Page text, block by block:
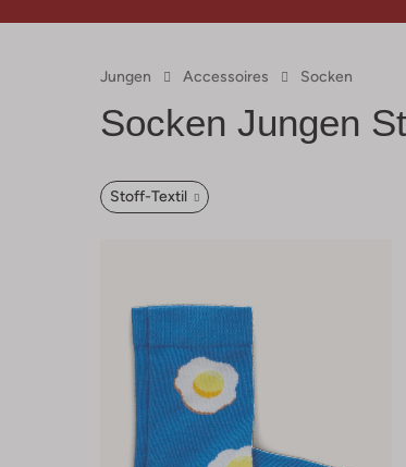
Jungen Accessoires Socken
Socken Jungen
Stoff-Textil